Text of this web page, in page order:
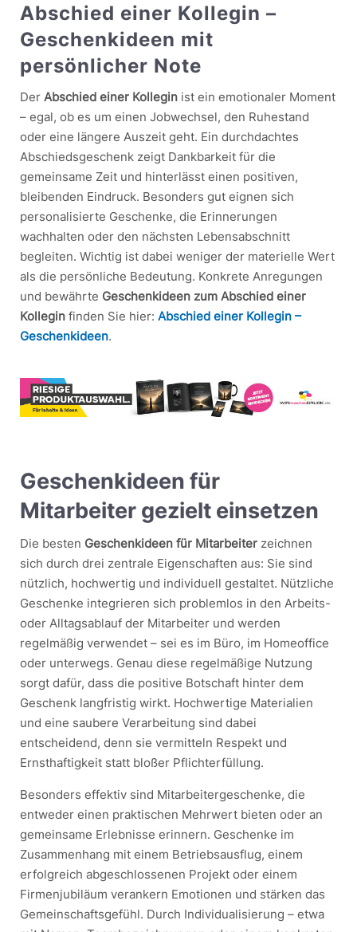
Abschied einer Kollegin –
Geschenkideen mit
persönlicher Note
Der Abschied einer Kolleginist ein emotionaler Moment
– egal, ob es um einen Jobwechsel, den Ruhestand
oder eine längere Auszeit geht. Ein durchdachtes
Abschiedsgeschenk zeigt Dankbarkeit für die
gemeinsame Zeit und hinterlässt einen positiven,
bleibenden Eindruck. Besonders gut eignen sich
personalisierte Geschenke, die Erinnerungen
wachhalten oder den nächsten Lebensabschnitt
begleiten. Wichtig ist dabei weniger der materielle Wert
als die persönliche Bedeutung. Konkrete Anregungen
und bewährte Geschenkideen zum Abschied einer
Kolleginfinden Sie hier: Abschied einer Kollegin –
Geschenkideen.
Geschenkideen für
Mitarbeiter gezielt einsetzen
Die besten Geschenkideen für Mitarbeiterzeichnen
sich durch drei zentrale Eigenschaften aus: Sie sind
nützlich, hochwertig und individuell gestaltet. Nützliche
Geschenke integrieren sich problemlos in den Arbeits-
oder Alltagsablauf der Mitarbeiter und werden
regelmäßig verwendet – sei es im Büro, im Homeoffice
oder unterwegs. Genau diese regelmäßige Nutzung
sorgt dafür, dass die positive Botschaft hinter dem
Geschenk langfristig wirkt. Hochwertige Materialien
und eine saubere Verarbeitung sind dabei
entscheidend, denn sie vermitteln Respekt und
Ernsthaftigkeit statt bloßer Pflichterfüllung.
Besonders effektiv sind Mitarbeitergeschenke, die
entweder einen praktischen Mehrwert bieten oder an
gemeinsame Erlebnisse erinnern. Geschenke im
Zusammenhang mit einem Betriebsausflug, einem
erfolgreich abgeschlossenen Projekt oder einem
Firmenjubiläum verankern Emotionen und stärken das
Gemeinschaftsgefühl. Durch Individualisierung – etwa